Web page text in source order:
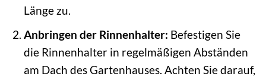
Länge zu.
Anbringen der Rinnenhalter: Befestigen Sie
die Rinnenhalter in regelmäßigen Abständen
am Dach des Gartenhauses. Achten Sie darauf,